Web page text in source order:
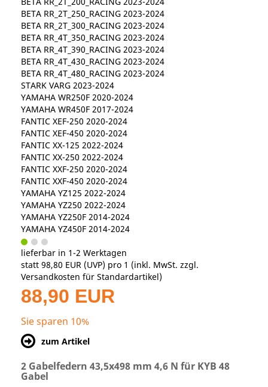
BETA RR_2T_250_RACING 2023-2024
BETA RR_2T_300_RACING 2023-2024
BETA RR_4T_350_RACING 2023-2024
BETA RR_4T_390_RACING 2023-2024
BETA RR_4T_430_RACING 2023-2024
BETA RR_4T_480_RACING 2023-2024
STARK VARG 2023-2024
YAMAHA WR250F 2020-2024
YAMAHA WR450F 2017-2024
FANTIC XEF-250 2020-2024
FANTIC XEF-450 2020-2024
FANTIC XX-125 2022-2024
FANTIC XX-250 2022-2024
FANTIC XXF-250 2020-2024
FANTIC XXF-450 2020-2024
YAMAHA YZ125 2022-2024
YAMAHA YZ250 2022-2024
YAMAHA YZ250F 2014-2024
YAMAHA YZ450F 2014-2024
lieferbar in 1-2 Werktagen
statt 98,80 EUR (UVP) pro 1 (inkl. MwSt. zzgl.
Versandkosten für Standardartikel)
88,90 EUR
Sie sparen 10%
zum Artikel
2 Gabelfedern 43,5x498 mm 4,6 N für KYB 48
Gabel